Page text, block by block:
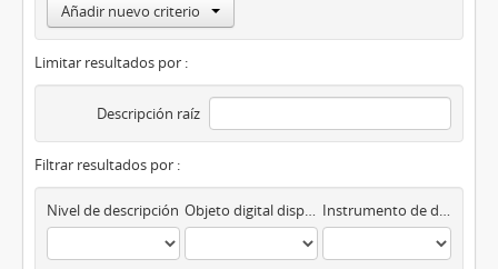
Añadir nuevo criterio
Limitar resultados por :
Descripción raíz
Filtrar resultados por :
Nivel de descripción Objeto digital disponibles Instrumento de descripción